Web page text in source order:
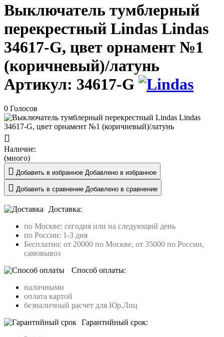
Выключатель тумблерный
перекрестный Lindas Lindas
34617-G, цвет орнамент №1
(коричневый)/латунь
Артикул: 34617-G
0 Голосов
Наличие:
(много)
Добавить в избранное Добавлено в избранное
Добавить в сравнение Добавлено в сравнение
Доставка:
по Москве: сегодня или на следующий день
по России: 1-3 дня
Бесплатно: от 20000 по Москве, от 35000 по России,
самовывоз
Способ оплаты:
наличными
оплата картой
безналичный расчет для Юр.Лиц
Гарантийный срок: